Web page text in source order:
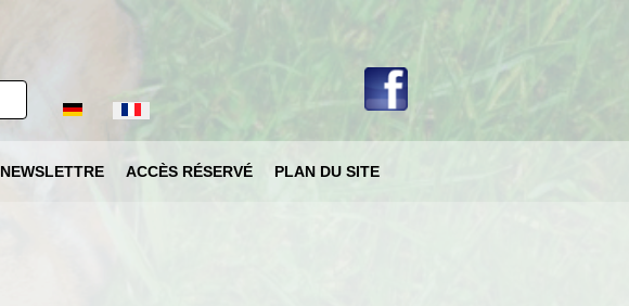
Sélectionnez votre langue
NEWSLETTRE ACCÈS RÉSERVÉ PLAN DU SITE